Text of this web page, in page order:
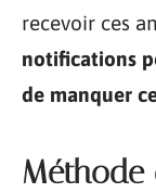
recevoir ces
notifications
de manquer
Méthode